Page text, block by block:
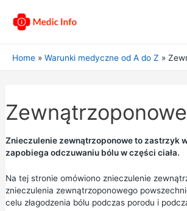
Home Warunki medyczne od A do Z
Zewnątrzoponowe
Znieczulenie zewnątrzoponowe to zastrzyk
zapobiega odczuwaniu bólu w części ciała.
Na tej stronie omówiono znieczulenie
znieczulenia zewnątrzoponowego
celu złagodzenia bólu podczas porodu i